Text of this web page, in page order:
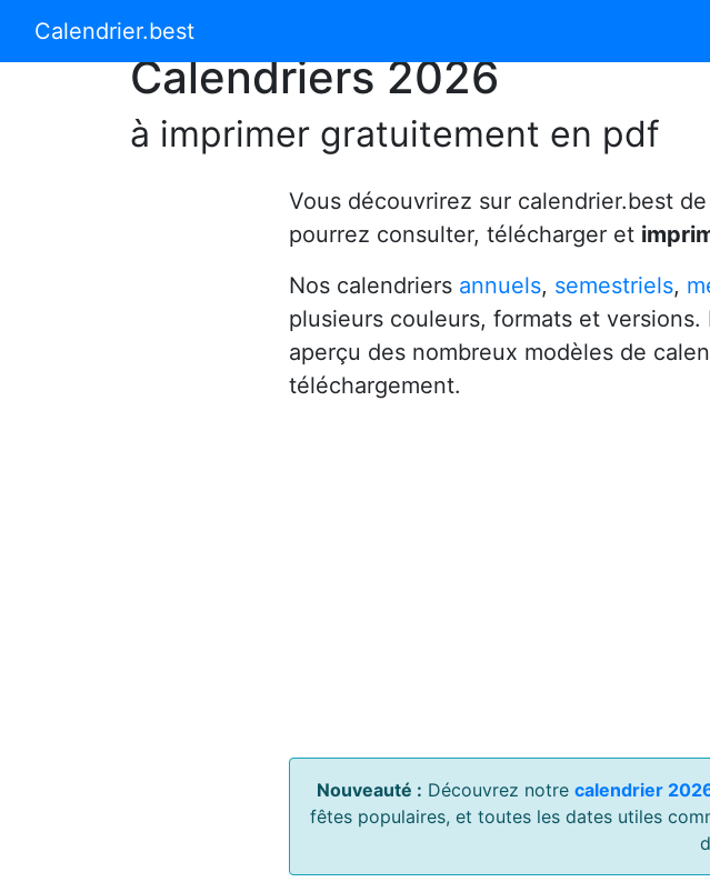
Calendrier.bestCalendrier 2024
Calendriers 2026
à imprimer gratuitement en pdf
Vous découvrirez sur calendrier.best
pourrez consulter, télécharger et
Nos calendriers annuels, semestriels,
plusieurs couleurs, formats et
aperçu des nombreux modèles de
téléchargement.
Nouveauté : Découvrez notre calendrier
fêtes populaires, et toutes les dates utiles